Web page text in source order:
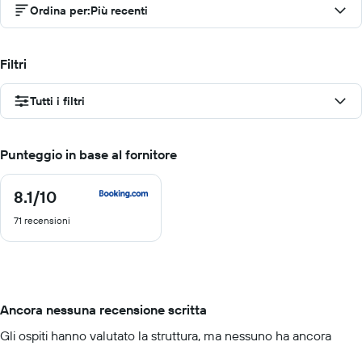
Ordina per:Più recenti
Filtri
Tutti i filtri
Punteggio in base al fornitore
8.1/10
8.1
10
71 recensioni
Ancora nessuna recensione scritta
Gli ospiti hanno valutato la struttura, ma nessuno ha ancora